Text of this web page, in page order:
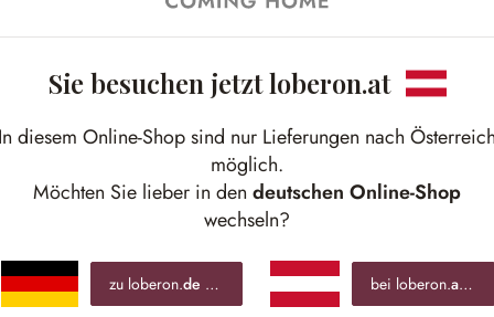
€
inkl.
Sie besuchen jetzt loberon.at
In diesem Online-Shop sind nur Lieferungen nach Österreich
möglich.
Möchten Sie lieber in den deutschen Online-Shop
wechseln?
zu loberon.de bei loberon.at